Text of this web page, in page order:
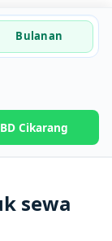
Bulanan
Cikarang
sewa